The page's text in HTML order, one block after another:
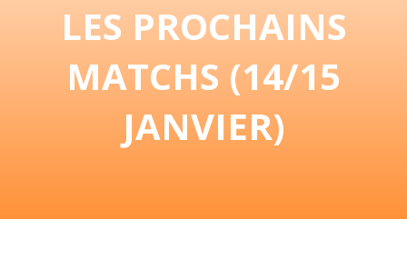
LES PROCHAINS
MATCHS (14/15
JANVIER)